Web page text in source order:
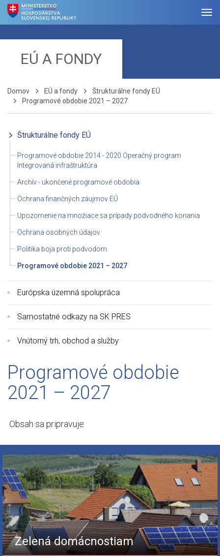
EÚ A FONDY
Domov EÚ a fondy
Štrukturálne fondy EÚ
Programové obdobie 2021 – 2027
Štrukturálne fondy EÚ
Programové obdobie 2014 - 2020 Operačný program
Integrovaná infraštruktúra
Archív - ukončené programové obdobia
Ochrana finančných záujmov EÚ
Upozornenie na množiace sa prípady podvodného konania
Ochrana osobných údajov
Politika boja proti podvodom
Programové obdobie 2021 – 2027
Európska územná spolupráca
Samostatné odkazy na SK PRES
Vnútorný trh, obchod a služby
Programové obdobie
2021 – 2027
Obsah sa pripravuje
Zelená domácnostiam